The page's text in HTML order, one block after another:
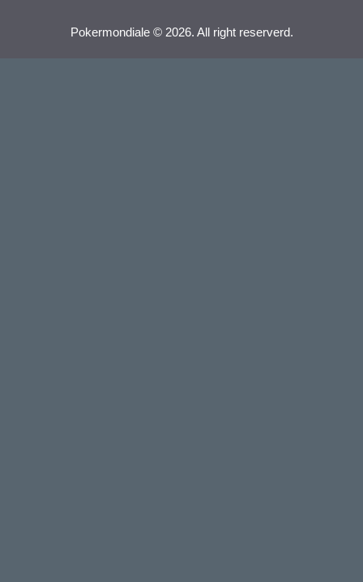
Pokermondiale © 2026. All right reserverd.